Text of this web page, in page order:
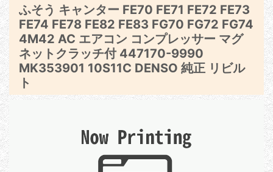
ふそう キャンター FE70 FE71 FE72 FE73
FE74 FE78 FE82 FE83 FG70 FG72 FG74
4M42 AC エアコン コンプレッサー マグ
ネットクラッチ付 447170-9990
MK353901 10S11C DENSO 純正 リビル
ト